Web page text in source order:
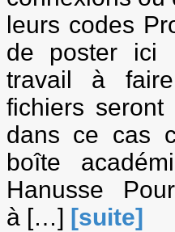
leurs codes
de poster ici
travail à
fichiers seront
dans ce cas
boîte
Hanusse
à […] [suite]